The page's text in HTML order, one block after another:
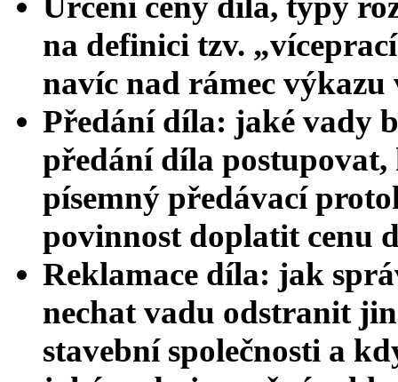
na definici tzv.
navíc nad rámec výkazu
Předání díla: jaké vady
předání díla
písemný předávací
povinnost doplatit cenu
Reklamace díla: jak
nechat vadu odstranit
stavební společnosti a